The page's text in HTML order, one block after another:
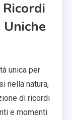
Uniche
unica per
nella natura,
di ricordi
e momenti